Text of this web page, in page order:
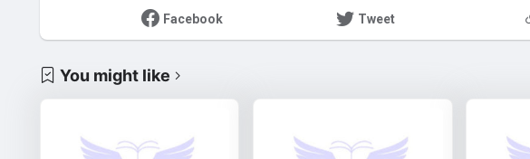
Facebook Tweet
You might like